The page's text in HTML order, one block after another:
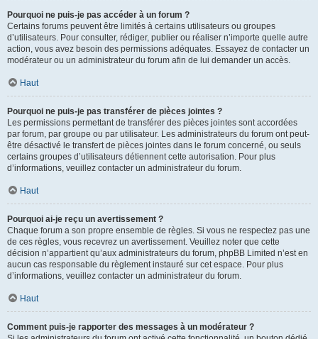
Pourquoi ne puis-je pas accéder à un forum ?
Certains forums peuvent être limités à certains utilisateurs ou groupes
d’utilisateurs. Pour consulter, rédiger, publier ou réaliser n’importe quelle autre
action, vous avez besoin des permissions adéquates. Essayez de contacter un
modérateur ou un administrateur du forum afin de lui demander un accès.
Haut
Pourquoi ne puis-je pas transférer de pièces jointes ?
Les permissions permettant de transférer des pièces jointes sont accordées
par forum, par groupe ou par utilisateur. Les administrateurs du forum ont peut-
être désactivé le transfert de pièces jointes dans le forum concerné, ou seuls
certains groupes d’utilisateurs détiennent cette autorisation. Pour plus
d’informations, veuillez contacter un administrateur du forum.
Haut
Pourquoi ai-je reçu un avertissement ?
Chaque forum a son propre ensemble de règles. Si vous ne respectez pas une
de ces règles, vous recevrez un avertissement. Veuillez noter que cette
décision n’appartient qu’aux administrateurs du forum, phpBB Limited n’est en
aucun cas responsable du règlement instauré sur cet espace. Pour plus
d’informations, veuillez contacter un administrateur du forum.
Haut
Comment puis-je rapporter des messages à un modérateur ?